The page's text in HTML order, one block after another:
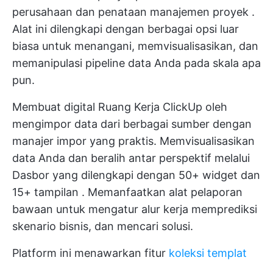
perusahaan dan penataan manajemen proyek .
Alat ini dilengkapi dengan berbagai opsi luar
biasa untuk menangani, memvisualisasikan, dan
memanipulasi pipeline data Anda pada skala apa
pun.
Membuat digital Ruang Kerja ClickUp oleh
mengimpor data dari berbagai sumber dengan
manajer impor yang praktis. Memvisualisasikan
data Anda dan beralih antar perspektif melalui
Dasbor yang dilengkapi dengan 50+ widget dan
15+ tampilan . Memanfaatkan alat pelaporan
bawaan untuk mengatur alur kerja memprediksi
skenario bisnis, dan mencari solusi.
Platform ini menawarkan fitur koleksi templat